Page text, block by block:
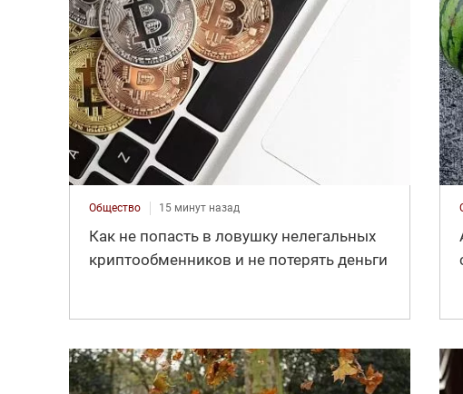
Общество 15 минут назад
Как не попасть в ловушку нелегальных
криптообменников и не потерять деньги